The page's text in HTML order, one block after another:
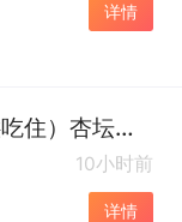
详情
研发文员（双休+五险一金+提供吃住）杏坛高新区
10小时前
详情